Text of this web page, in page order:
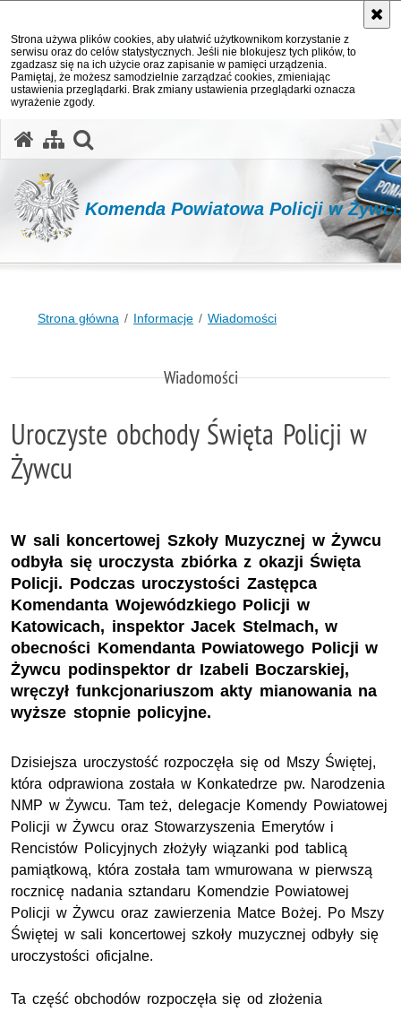
Strona używa plików cookies, aby ułatwić użytkownikom korzystanie z
serwisu oraz do celów statystycznych. Jeśli nie blokujesz tych plików, to
zgadzasz się na ich użycie oraz zapisanie w pamięci urządzenia.
Pamiętaj, że możesz samodzielnie zarządzać cookies, zmieniając
ustawienia przeglądarki. Brak zmiany ustawienia przeglądarki oznacza
wyrażenie zgody.
Komenda Powiatowa Policji w
Strona główna Informacje Wiadomości
Wiadomości
Uroczyste obchody Święta Policji w
Żywcu
W sali koncertowej Szkoły Muzycznej w Żywcu
odbyła się uroczysta zbiórka z okazji Święta
Policji. Podczas uroczystości Zastępca
Komendanta Wojewódzkiego Policji w
Katowicach, inspektor Jacek Stelmach, w
obecności Komendanta Powiatowego Policji w
Żywcu podinspektor dr Izabeli Boczarskiej,
wręczył funkcjonariuszom akty mianowania na
wyższe stopnie policyjne.
Dzisiejsza uroczystość rozpoczęła się od Mszy Świętej,
która odprawiona została w Konkatedrze pw. Narodzenia
NMP w Żywcu. Tam też, delegacje Komendy Powiatowej
Policji w Żywcu oraz Stowarzyszenia Emerytów i
Rencistów Policyjnych złożyły wiązanki pod tablicą
pamiątkową, która została tam wmurowana w pierwszą
rocznicę nadania sztandaru Komendzie Powiatowej
Policji w Żywcu oraz zawierzenia Matce Bożej. Po Mszy
Świętej w sali koncertowej szkoły muzycznej odbyły się
uroczystości oficjalne.
Ta część obchodów rozpoczęła się od złożenia